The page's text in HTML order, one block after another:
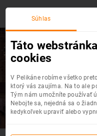
Brno
Top akciové
Súhlas
Táto
cookies
V Pelikáne robíme všetko
ktorý vás zaujíma. Na to ale
Tým nám umožníte používať
Nebojte sa, nejedná sa o
kedykoľvek upraviť alebo